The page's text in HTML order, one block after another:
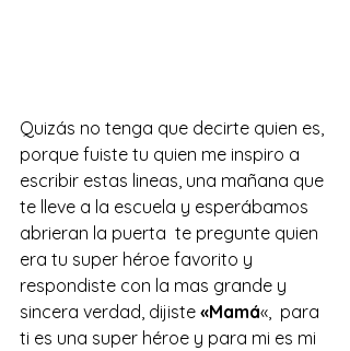
Quizás no tenga que decirte quien es,
porque fuiste tu quien me inspiro a
escribir estas lineas, una mañana que
te lleve a la escuela y esperábamos
abrieran la puerta  te pregunte quien
era tu super héroe favorito y
respondiste con la mas grande y
sincera verdad, dijiste «Mamá«,  para
ti es una super héroe y para mi es mi